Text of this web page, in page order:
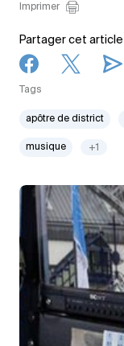
Imprimer
Partager cet article
Tags
apôtre de district
musique +1